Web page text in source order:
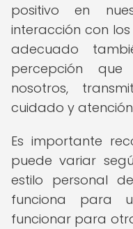
positivo en
interacción con
adecuado
percepción
nosotros,
cuidado y
Es importante
puede variar
estilo personal
funciona para
funcionar para